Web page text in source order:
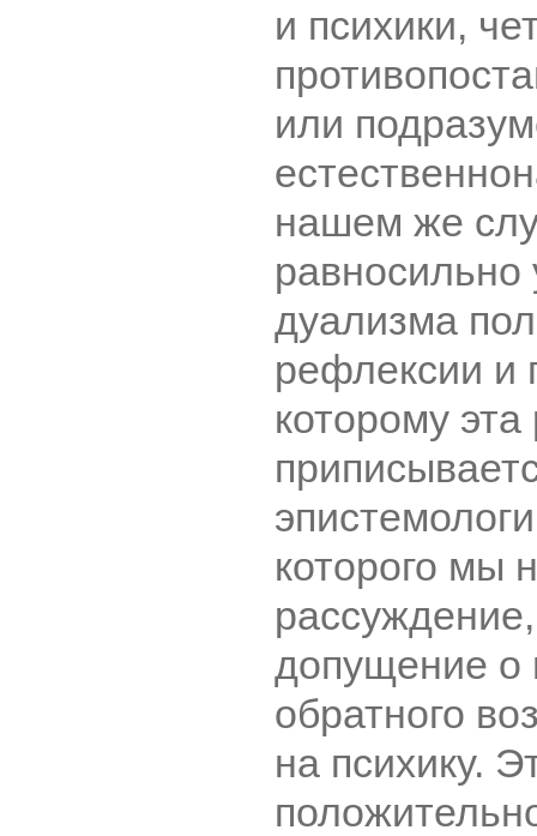
и психики,
или
нашем же
дуализма
рефлексии и
которому
которого мы
допущение о
обратного
на психику.